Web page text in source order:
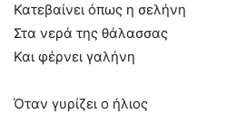
Κατεβαίνει όπως η σελήνη
Στα νερά της θάλασσας
Και φέρνει γαλήνη
Όταν γυρίζει ο ήλιος